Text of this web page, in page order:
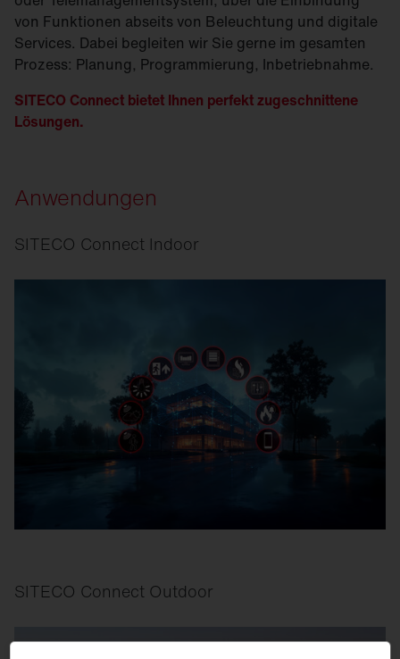
von Funktionen abseits von Beleuchtung und digitale
Services. Dabei begleiten wir Sie gerne im gesamten
Prozess: Planung, Programmierung, Inbetriebnahme.
SITECO Connect bietet Ihnen perfekt zugeschnittene
Lösungen.
Anwendungen
SITECO Connect Indoor
SITECO Connect Outdoor